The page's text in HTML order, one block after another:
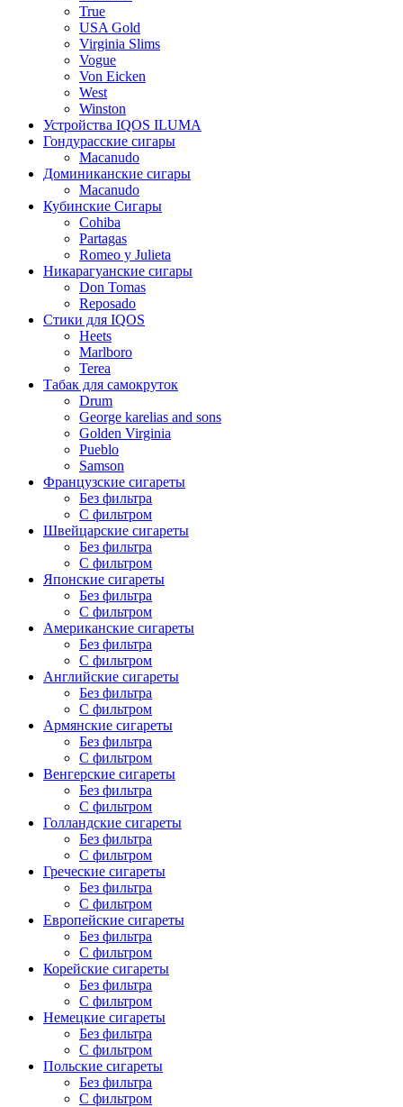
True
USA Gold
Virginia Slims
Vogue
Von Eicken
West
Winston
Устройства IQOS ILUMA
Гондурасские сигары
Macanudo
Доминиканские сигары
Macanudo
Кубинские Сигары
Cohiba
Partagas
Romeo y Julieta
Никарагуанские сигары
Don Tomas
Reposado
Стики для IQOS
Heets
Marlboro
Terea
Табак для самокруток
Drum
George karelias and sons
Golden Virginia
Pueblo
Samson
Французские сигареты
Без фильтра
С фильтром
Швейцарские сигареты
Без фильтра
С фильтром
Японские сигареты
Без фильтра
С фильтром
Американские сигареты
Без фильтра
С фильтром
Английские сигареты
Без фильтра
С фильтром
Армянские сигареты
Без фильтра
С фильтром
Венгерские сигареты
Без фильтра
С фильтром
Голландские сигареты
Без фильтра
С фильтром
Греческие сигареты
Без фильтра
С фильтром
Европейские сигареты
Без фильтра
С фильтром
Корейские сигареты
Без фильтра
С фильтром
Немецкие сигареты
Без фильтра
С фильтром
Польские сигареты
Без фильтра
С фильтром